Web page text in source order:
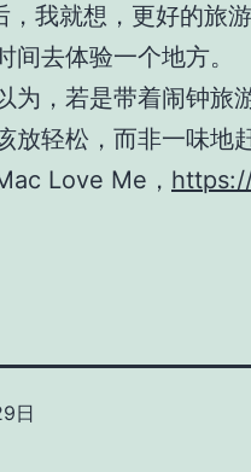
，我就想，更好的旅
去体验一个地方。
为，若是带着闹钟旅
放轻松，而非一味地
Love Me，
日